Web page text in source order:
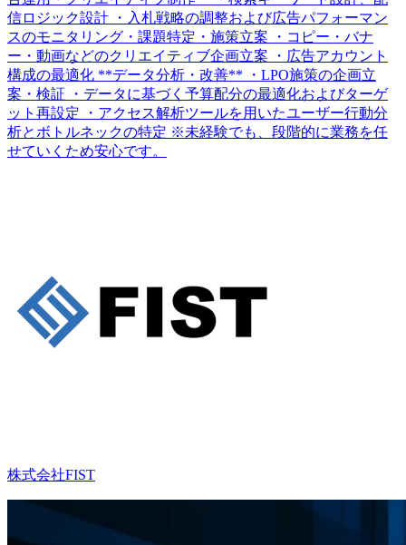
信ロジック設計 ・入札戦略の調整および広告パフォーマン
スのモニタリング・課題特定・施策立案 ・コピー・バナ
ー・動画などのクリエイティブ企画立案 ・広告アカウント
構成の最適化 **データ分析・改善** ・LPO施策の企画立
案・検証 ・データに基づく予算配分の最適化およびターゲ
ット再設定 ・アクセス解析ツールを用いたユーザー行動分
析とボトルネックの特定 ※未経験でも、段階的に業務を任
せていくため安心です。
株式会社FIST